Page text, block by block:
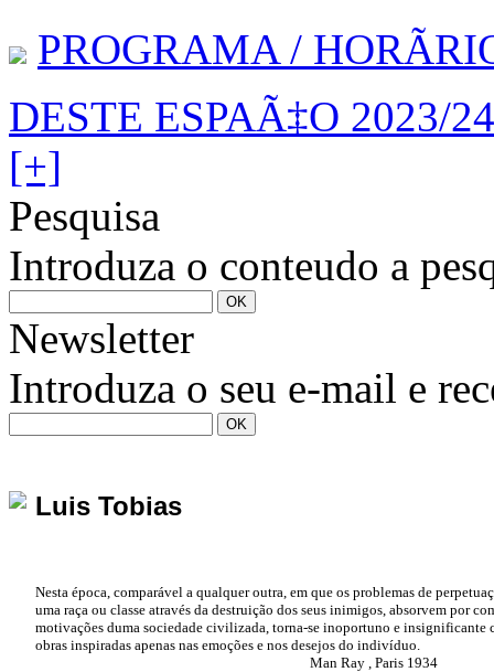
PROGRAMA /
DESTE ESPAÃ‡O 2023/24
[+]
Pesquisa
Introduza o conteudo a
Newsletter
Introduza o seu e-mail e
Luis Tobias
Nesta época, comparável a qualquer outra, em que os problemas de
uma raça ou classe através da destruição dos seus inimigos, absorvem por
motivações duma sociedade civilizada, torna-se inoportuno e insignificante
obras inspiradas apenas nas emoções e nos desejos do indivíduo.
Man Ray , Paris 1934